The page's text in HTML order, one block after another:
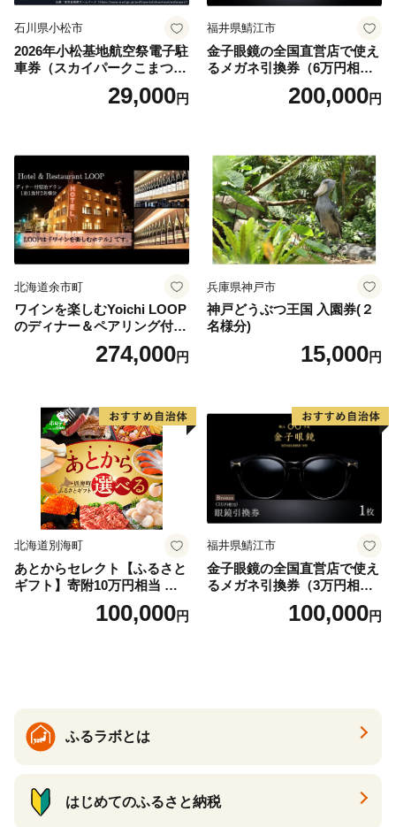
石川県小松市
2026年小松基地航空祭電子駐
車券（スカイパークこまつ
翼） 駐車場 シャトルバスの
りばすぐ 石川県 小松市
29,000円
福井県鯖江市
金子眼鏡の全国直営店で使え
るメガネ引換券（6万円相
当） Platinum200,000円
北海道余市町
ワインを楽しむYoichi LOOP
のディナー＆ペアリング付宿
泊プラン＜デラックスツイン
274,000円
兵庫県神戸市
神戸どうぶつ王国 入園券(２
名様分)
15,000円
北海道別海町
あとからセレクト【ふるさと
ギフト】寄附10万円相当 あ
とから選べる！ ギフト いく
ら ほたて 海鮮 牛肉 別海町
ギフト ふるさと納税 ）
100,000円
福井県鯖江市
金子眼鏡の全国直営店で使え
るメガネ引換券（3万円相
100,000円
ふるラボとは
はじめてのふるさと納税